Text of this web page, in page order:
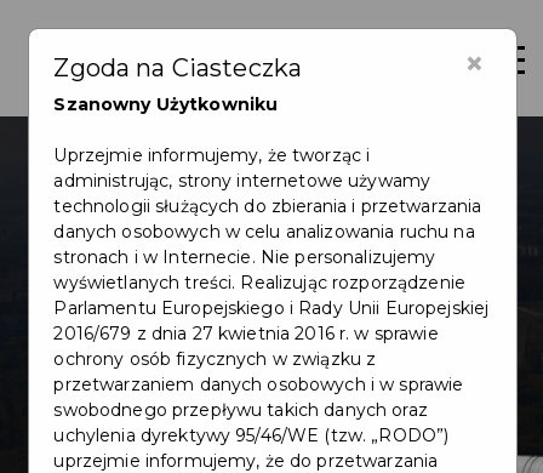
×
Zgoda na Ciasteczka
Szanowny Użytkowniku
Uprzejmie informujemy, że tworząc i
administrując, strony internetowe używamy
technologii służących do zbierania i przetwarzania
danych osobowych w celu analizowania ruchu na
stronach i w Internecie. Nie personalizujemy
wyświetlanych treści. Realizując rozporządzenie
Parlamentu Europejskiego i Rady Unii Europejskiej
2016/679 z dnia 27 kwietnia 2016 r. w sprawie
ochrony osób fizycznych w związku z
przetwarzaniem danych osobowych i w sprawie
swobodnego przepływu takich danych oraz
uchylenia dyrektywy 95/46/WE (tzw. „RODO”)
uprzejmie informujemy, że do przetwarzania